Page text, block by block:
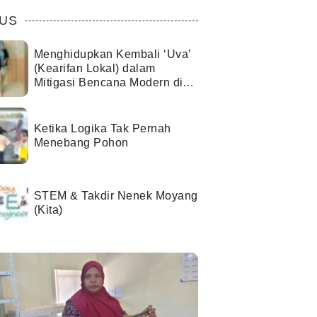
Menghidupkan Kembali ‘Uva’
(Kearifan Lokal) dalam
Mitigasi Bencana Modern di
Ketika Logika Tak Pernah
Menebang Pohon
STEM & Takdir Nenek Moyang
(Kita)